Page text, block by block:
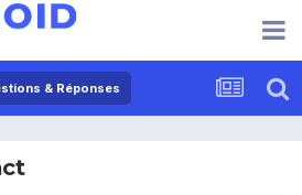
& Réponses